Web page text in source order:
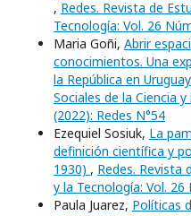
, Redes. Revista de
Tecnología: Vol. 26
Maria Goñi, Abrir
conocimientos. Una
la República en Uruguay.
Sociales de la Ciencia
(2022): Redes N°54
Ezequiel Sosiuk, La
definición científica y
1930) , Redes. Revista
y la Tecnología: Vol. 26
Paula Juarez, Políticas